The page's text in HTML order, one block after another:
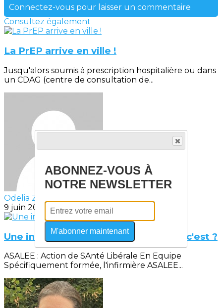
Connectez-vous pour laisser un commentaire
Consultez également
La PrEP arrive en ville !
Jusqu'alors soumis à prescription hospitalière ou dans
un CDAG (centre de consultation de...
Odelia ZEMOUR
9 juin 2021
Une infirmière ASALEE qu'est ce que c'est ?
ASALEE : Action de SAnté Libérale En Equipe
Spécifiquement formée, l'infirmière ASALEE...
ABONNEZ-VOUS À
NOTRE NEWSLETTER
M'abonner maintenant